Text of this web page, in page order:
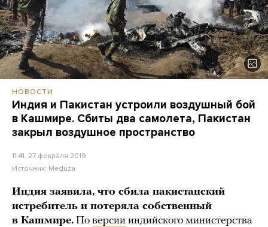
НОВОСТИ
Индия и Пакистан устроили воздушный бой
в Кашмире. Сбиты два самолета, Пакистан
закрыл воздушное пространство
11:41, 27 февраля 2019
Источник: Meduza
Индия заявила, что сбила пакистанский
истребитель и потеряла собственный
в Кашмире. По версии индийского министерства